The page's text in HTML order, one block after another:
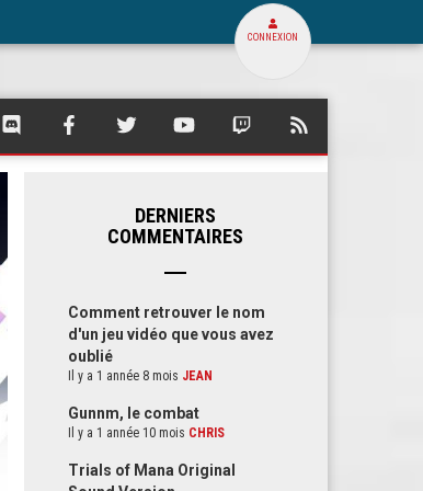
CONNEXION
SQUARE
SQUARE SQUARE SQUARE SQUARE
DERNIERS
COMMENTAIRES
Comment retrouver le nom
d'un jeu vidéo que vous avez
oublié
Il y a 1 année 8 mois JEAN
Gunnm, le combat
Il y a 1 année 10 mois CHRIS
Trials of Mana Original